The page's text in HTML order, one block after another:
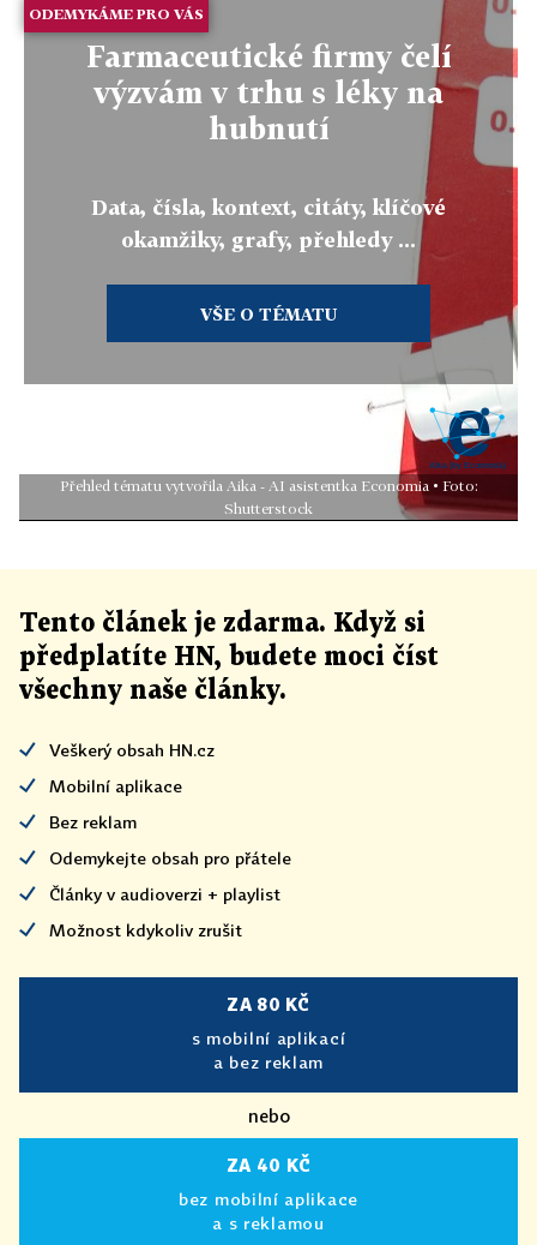
ODEMYKÁME PRO VÁS
Farmaceutické firmy čelí
výzvám v trhu s léky na
hubnutí
Data, čísla, kontext, citáty, klíčové
okamžiky, grafy, přehledy ...
VŠE O TÉMATU
Přehled tématu vytvořila Aika - AI asistentka Economia • Foto:
Shutterstock
Tento článek je zdarma. Když si
předplatíte HN, budete moci číst
všechny naše články.
Veškerý obsah HN.cz
Mobilní aplikace
Bez reklam
Odemykejte obsah pro přátele
Články v audioverzi + playlist
Možnost kdykoliv zrušit
ZA 80 KČ
s mobilní aplikací
a bez reklam
nebo
ZA 40 KČ
bez mobilní aplikace
a s reklamou